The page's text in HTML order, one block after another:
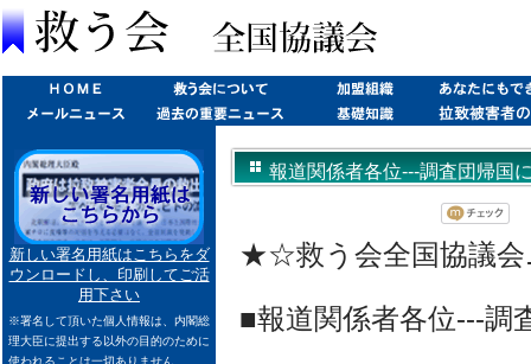
新しい署名用紙はこちらをダ
ウンロードし、印刷してご活
用下さい
※署名して頂いた個人情報は、内閣総
理大臣に提出する以外の目的のために
使われることは一切ありません
報道関係者各位---調査団帰国
★☆救う会全国協議
■報道関係者各位---調